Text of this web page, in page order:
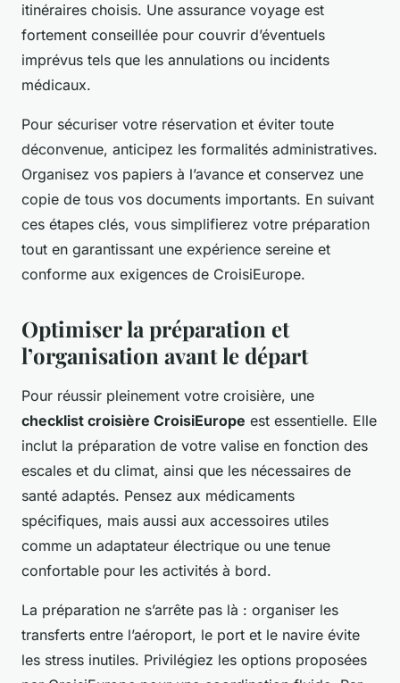
itinéraires choisis. Une assurance voyage est
fortement conseillée pour couvrir d’éventuels
imprévus tels que les annulations ou incidents
médicaux.
Pour sécuriser votre réservation et éviter toute
déconvenue, anticipez les formalités administratives.
Organisez vos papiers à l’avance et conservez une
copie de tous vos documents importants. En suivant
ces étapes clés, vous simplifierez votre préparation
tout en garantissant une expérience sereine et
conforme aux exigences de CroisiEurope.
Optimiser la préparation et
l’organisation avant le départ
Pour réussir pleinement votre croisière, une
checklist croisière CroisiEurope est essentielle. Elle
inclut la préparation de votre valise en fonction des
escales et du climat, ainsi que les nécessaires de
santé adaptés. Pensez aux médicaments
spécifiques, mais aussi aux accessoires utiles
comme un adaptateur électrique ou une tenue
confortable pour les activités à bord.
La préparation ne s’arrête pas là : organiser les
transferts entre l’aéroport, le port et le navire évite
les stress inutiles. Privilégiez les options proposées